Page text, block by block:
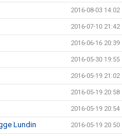
2016-08-03 14:02
2016-07-10 21:42
2016-06-16 20:39
2016-05-30 19:55
2016-05-19 21:02
2016-05-19 20:58
2016-05-19 20:54
Lundin 2016-05-19 20:50